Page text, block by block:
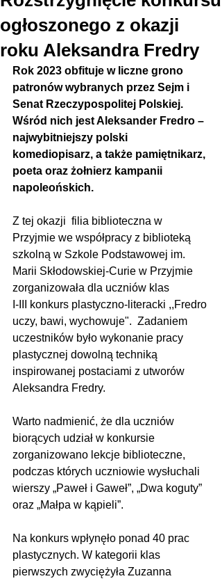
ogłoszonego z okazji
roku Aleksandra Fredry
Rok 2023 obfituje w liczne grono
patronów wybranych przez Sejm i
Senat Rzeczypospolitej Polskiej.
Wśród nich jest Aleksander Fredro –
najwybitniejszy polski
komediopisarz, a także pamiętnikarz,
poeta oraz żołnierz kampanii
napoleońskich.
Z tej okazji  filia biblioteczna w
Przyjmie we współpracy z biblioteką
szkolną w Szkole Podstawowej im.
Marii Skłodowskiej-Curie w Przyjmie
zorganizowała dla uczniów klas
I-III konkurs plastyczno-literacki ,,Fredro
uczy, bawi, wychowuje".  Zadaniem
uczestników było wykonanie pracy
plastycznej dowolną techniką
inspirowanej postaciami z utworów
Aleksandra Fredry.
Warto nadmienić, że dla uczniów
biorących udział w konkursie
zorganizowano lekcje biblioteczne,
podczas których uczniowie wysłuchali
wierszy „Paweł i Gaweł”, „Dwa koguty”
oraz „Małpa w kąpieli”.
Na konkurs wpłynęło ponad 40 prac
plastycznych. W kategorii klas
pierwszych zwyciężyła Zuzanna